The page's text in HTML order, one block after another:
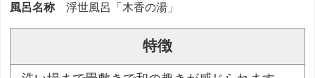
風呂名称 浮世風呂「木香の湯」
特徴